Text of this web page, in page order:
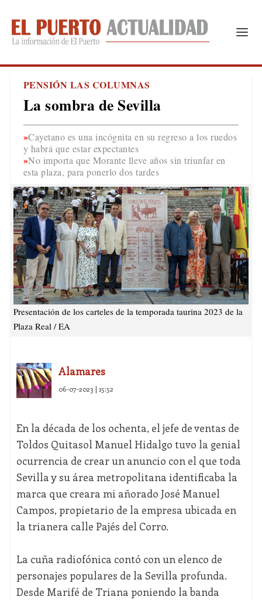
PENSIÓN LAS COLUMNAS
La sombra de Sevilla
Cayetano es una incógnita en su regreso a los ruedos
y habrá que estar expectantes
No importa que Morante lleve años sin triunfar en
esta plaza, para ponerlo dos tardes
Presentación de los carteles de la temporada taurina 2023 de la
Plaza Real / EA
Alamares
06-07-2023 | 15:52
En la década de los ochenta, el jefe de ventas de
Toldos Quitasol Manuel Hidalgo tuvo la genial
ocurrencia de crear un anuncio con el que toda
Sevilla y su área metropolitana identificaba la
marca que creara mi añorado José Manuel
Campos, propietario de la empresa ubicada en
la trianera calle Pajés del Corro.
La cuña radiofónica contó con un elenco de
personajes populares de la Sevilla profunda.
Desde Marifé de Triana poniendo la banda